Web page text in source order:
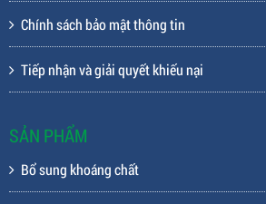
Chính sách bảo mật thông tin
Tiếp nhận và giải quyết khiếu nại
SẢN PHẨM
Bổ sung khoáng chất